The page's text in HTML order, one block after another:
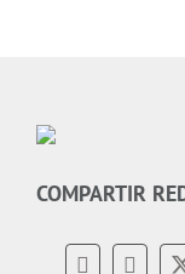
COMPARTIR